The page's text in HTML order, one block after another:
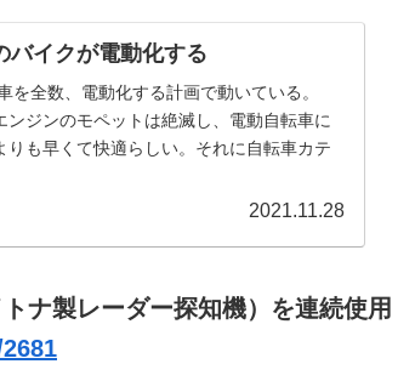
イクが電動化する
を全数、電動化する計画で動いている。
ジンのモペットは絶滅し、電動自転車に
も早くて快適らしい。それに自転車カテ
2021.11.28
製レーダー探知機）を連続使用